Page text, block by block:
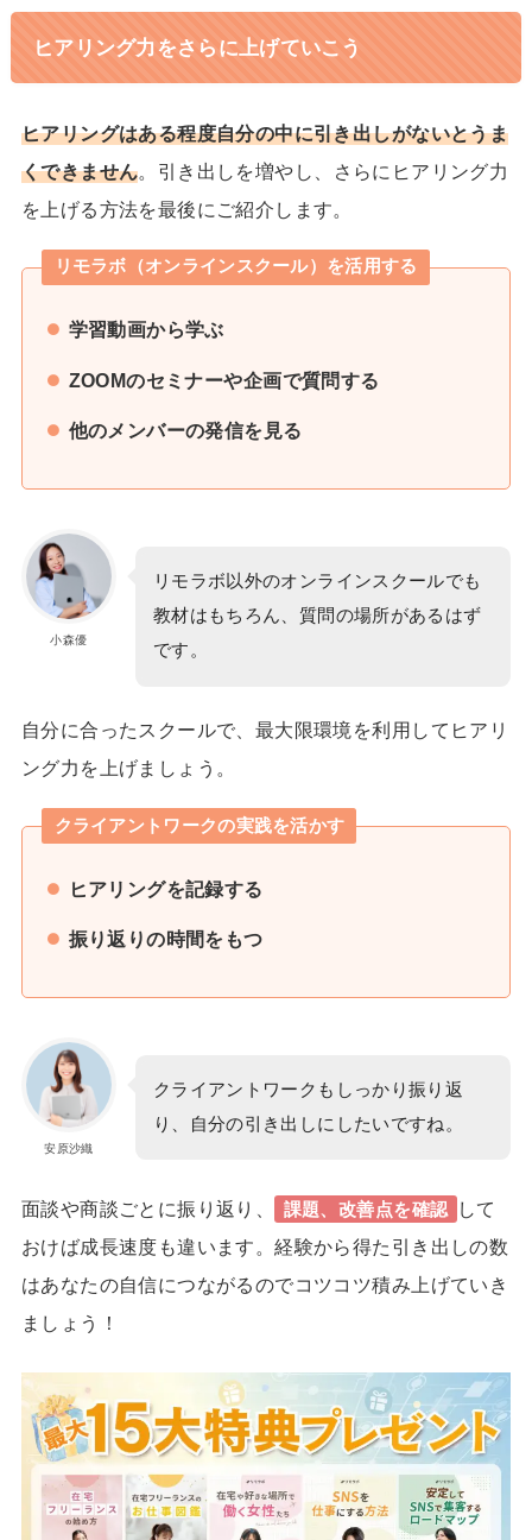
ヒアリング力をさらに上げていこう
ヒアリングはある程度自分の中に引き出しがないとうま
くできません。引き出しを増やし、さらにヒアリング力
を上げる方法を最後にご紹介します。
リモラボ（オンラインスクール）を活用する
学習動画から学ぶ
ZOOMのセミナーや企画で質問する
他のメンバーの発信を見る
小森優
リモラボ以外のオンラインスクールでも
教材はもちろん、質問の場所があるはず
です。
自分に合ったスクールで、最大限環境を利用してヒアリ
ング力を上げましょう。
クライアントワークの実践を活かす
ヒアリングを記録する
振り返りの時間をもつ
安原沙織
クライアントワークもしっかり振り返
り、自分の引き出しにしたいですね。
面談や商談ごとに振り返り、 課題、改善点を確認
して
おけば成長速度も違います。経験から得た引き出しの数
はあなたの自信につながるのでコツコツ積み上げていき
ましょう！